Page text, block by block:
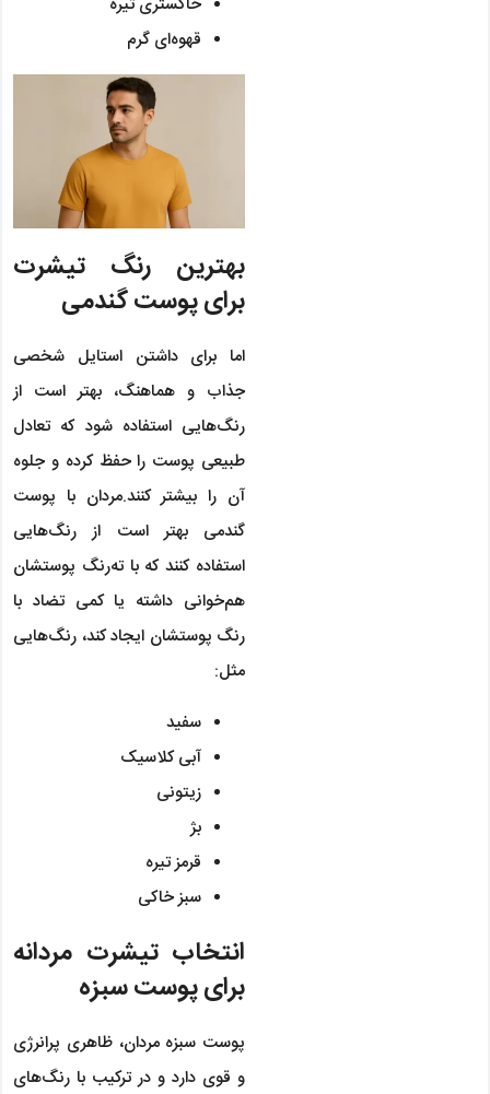
قهوه‌ای گرم
بهترین رنگ تیشرت
برای پوست گندمی
اما برای داشتن استایل شخصی
جذاب و هماهنگ، بهتر است از
رنگ‌هایی استفاده شود که تعادل
طبیعی پوست را حفظ کرده و جلوه
آن را بیشتر کنند.مردان با پوست
گندمی بهتر است از رنگ‌هایی
استفاده کنند که با ته‌رنگ پوستشان
هم‌خوانی داشته یا کمی تضاد با
رنگ پوستشان ایجاد کند، رنگ‌هایی
مثل:
سفید
آبی کلاسیک
زیتونی
بژ
قرمز تیره
سبز خاکی
انتخاب تیشرت مردانه
برای پوست سبزه
پوست سبزه مردان، ظاهری پرانرژی
و قوی دارد و در ترکیب با رنگ‌های